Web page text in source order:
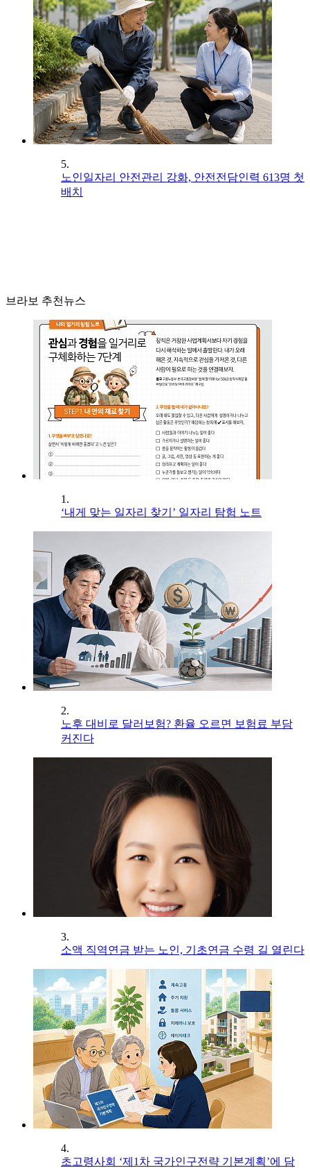
5.
노인일자리 안전관리 강화, 안전전담인력 613명 첫
배치
브라보 추천뉴스
1.
‘내게 맞는 일자리 찾기’ 일자리 탐험 노트
2.
노후 대비로 달러보험? 환율 오르면 보험료 부담
커진다
3.
소액 직역연금 받는 노인, 기초연금 수령 길 열린다
4.
초고령사회 ‘제1차 국가인구전략 기본계획’에 담